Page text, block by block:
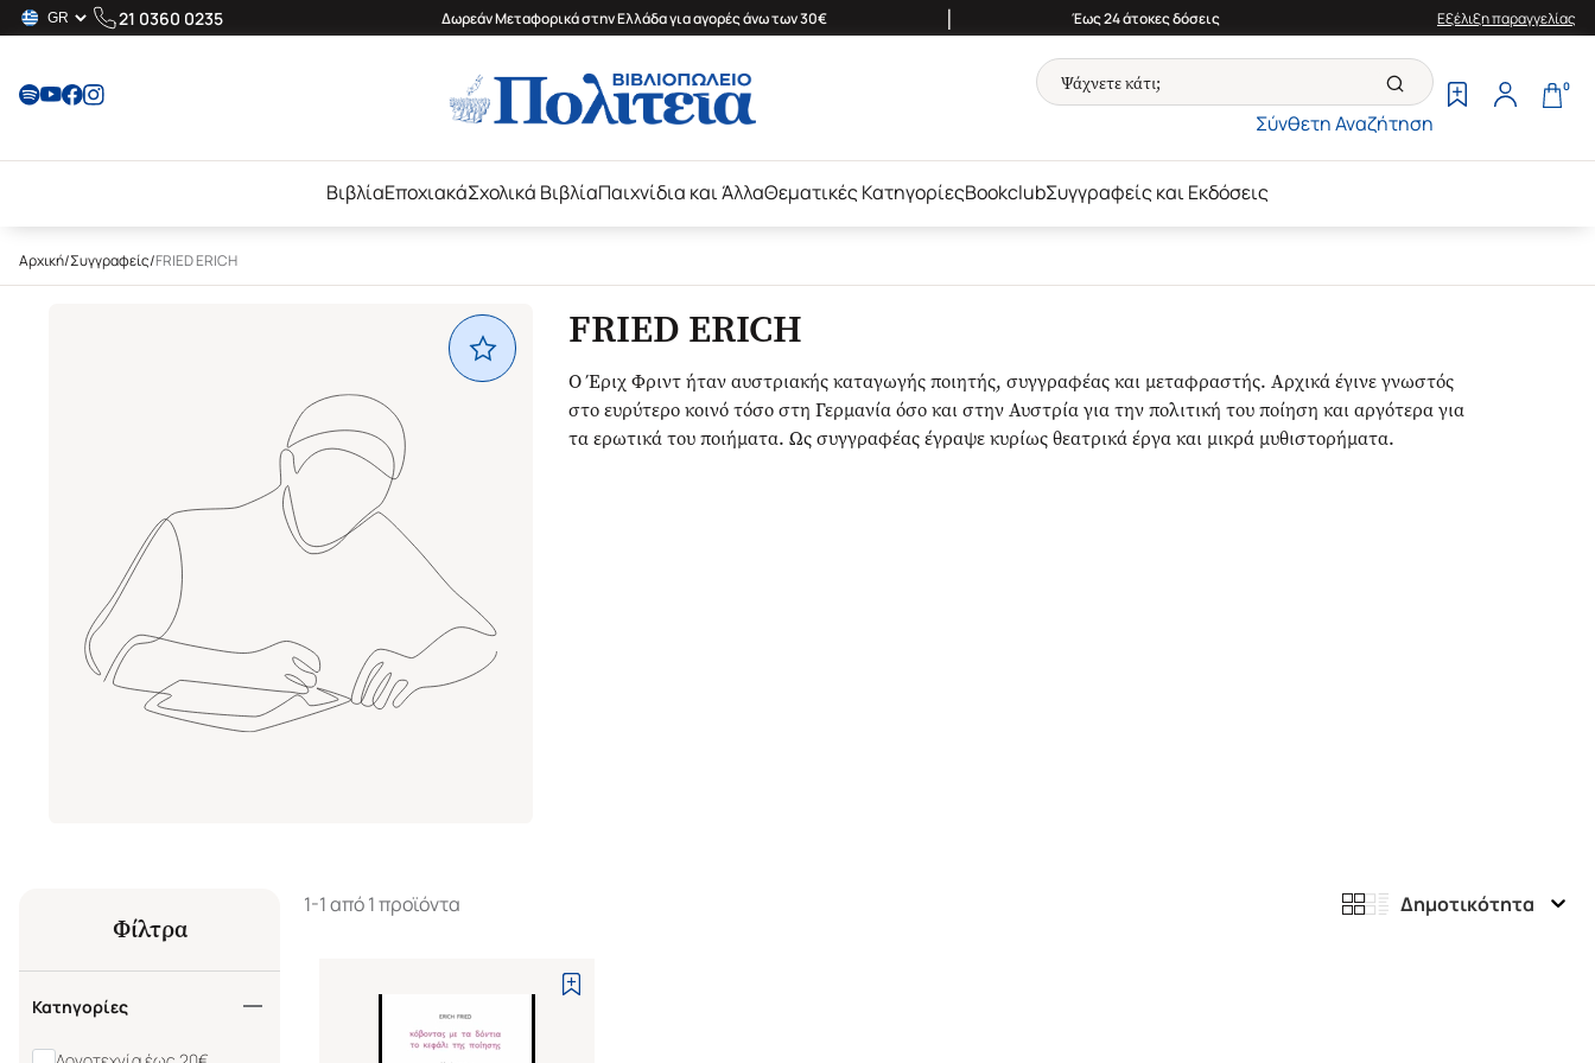
21 0360 0235 Δωρεάν Μεταφορικά στην Ελλάδα για αγορές άνω των 30€ | Έως 24 άτοκες δόσεις Εξέλιξη παραγγελίας
Σύνθετη Αναζήτηση
0
ΒιβλίαΕποχιακάΣχολικά ΒιβλίαΠαιχνίδια και ΆλλαΘεματικές ΚατηγορίεςBookclubΣυγγραφείς και Εκδόσεις
Αρχική/Συγγραφείς/FRIED ERICH
FRIED ERICH
Ο Έριχ Φριντ ήταν αυστριακής καταγωγής ποιητής, συγγραφέας και μεταφραστής. Αρχικά έγινε γνωστός
στο ευρύτερο κοινό τόσο στη Γερμανία όσο και στην Αυστρία για την πολιτική του ποίηση και αργότερα για
τα ερωτικά του ποιήματα. Ως συγγραφέας έγραψε κυρίως θεατρικά έργα και μικρά μυθιστορήματα.
Φίλτρα
Κατηγορίες
1-1 από 1 προϊόντα Δημοτικότητα